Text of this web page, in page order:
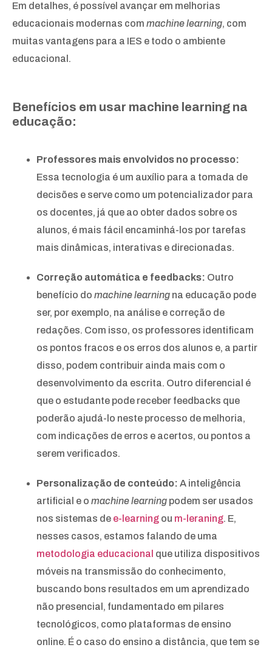
Em detalhes, é possível avançar em melhorias
educacionais modernas com machine learning, com
muitas vantagens para a IES e todo o ambiente
educacional.
Benefícios em usar machine learning na
educação:
Professores mais envolvidos no processo:
Essa tecnologia é um auxílio para a tomada de
decisões e serve como um potencializador para
os docentes, já que ao obter dados sobre os
alunos, é mais fácil encaminhá-los por tarefas
mais dinâmicas, interativas e direcionadas.
Correção automática e feedbacks: Outro
benefício do machine learning na educação pode
ser, por exemplo, na análise e correção de
redações. Com isso, os professores identificam
os pontos fracos e os erros dos alunos e, a partir
disso, podem contribuir ainda mais com o
desenvolvimento da escrita. Outro diferencial é
que o estudante pode receber feedbacks que
poderão ajudá-lo neste processo de melhoria,
com indicações de erros e acertos, ou pontos a
serem verificados.
Personalização de conteúdo: A inteligência
artificial e o machine learning podem ser usados
nos sistemas de e-learning ou m-leraning. E,
nesses casos, estamos falando de uma
metodologia educacional que utiliza dispositivos
móveis na transmissão do conhecimento,
buscando bons resultados em um aprendizado
não presencial, fundamentado em pilares
tecnológicos, como plataformas de ensino
online. É o caso do ensino a distância, que tem se